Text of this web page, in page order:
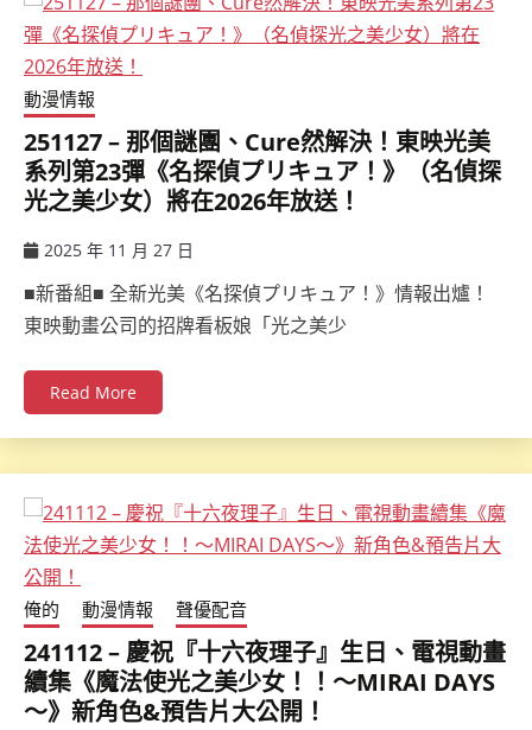
動漫情報
251127 – 那個謎團、Cure然解決！東映光美
系列第23彈《名探偵プリキュア！》（名偵探
光之美少女）將在2026年放送！
2025 年 11 月 27 日
■新番組■ 全新光美《名探偵プリキュア！》情報出爐！
東映動畫公司的招牌看板娘「光之美少
Read More
俺的 動漫情報 聲優配音
241112 – 慶祝『十六夜理子』生日、電視動畫
續集《魔法使光之美少女！！～MIRAI DAYS
～》新角色&預告片大公開！